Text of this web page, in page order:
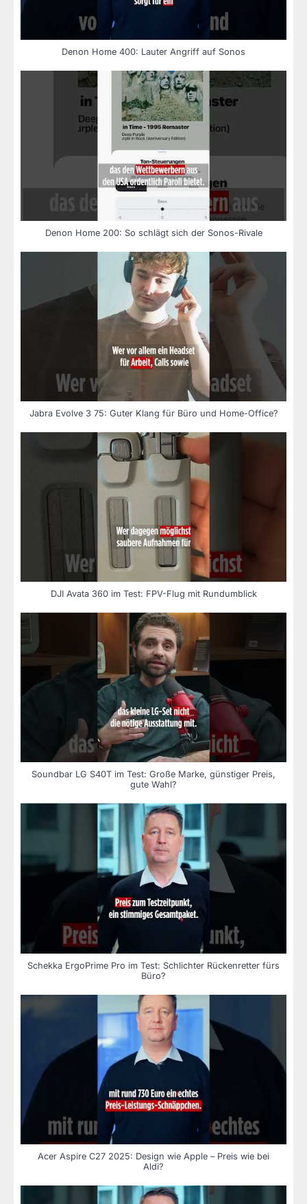
Denon Home 400: Lauter Angriff auf Sonos
Denon Home 200: So schlägt sich der Sonos-Rivale
Jabra Evolve 3 75: Guter Klang für Büro und Home-Office?
DJI Avata 360 im Test: FPV-Flug mit Rundumblick
Soundbar LG S40T im Test: Große Marke, günstiger Preis,
gute Wahl?
Schekka ErgoPrime Pro im Test: Schlichter Rückenretter fürs
Büro?
Acer Aspire C27 2025: Design wie Apple – Preis wie bei
Aldi?